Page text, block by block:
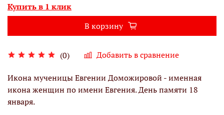
(0) Добавить в сравнение
Купить в 1 клик
В корзину
Икона мученицы Евгении Доможировой - именная
икона женщин по имени Евгения. День памяти 18
января.